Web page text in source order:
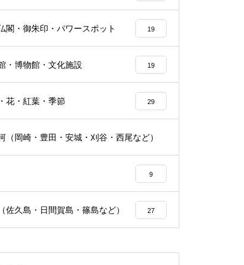
閣・御朱印・パワースポット 19
・博物館・文化施設 19
花・紅葉・季節 29
（岡崎・豊田・安城・刈谷・西尾など）
9
佐久島・日間賀島・篠島など） 27